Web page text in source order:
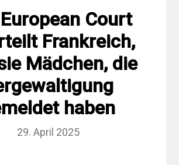
Court
Frankreich,
Mädchen, die
haben
29. April 2025